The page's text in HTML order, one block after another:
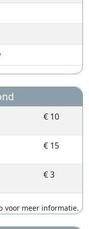
€ 10
€ 15
€ 3
voor meer informatie.